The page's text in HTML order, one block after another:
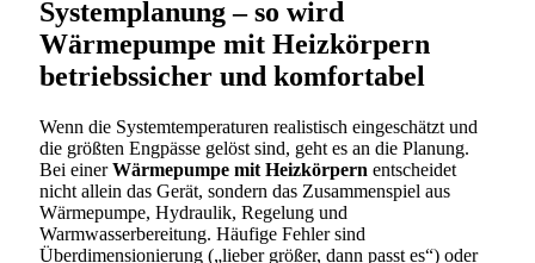
Systemplanung – so wird
Wärmepumpe mit Heizkörpern
betriebssicher und komfortabel
Wenn die Systemtemperaturen realistisch eingeschätzt und
die größten Engpässe gelöst sind, geht es an die Planung.
Bei einerWärmepumpe mit Heizkörpern entscheidet
nicht allein das Gerät, sondern das Zusammenspiel aus
Wärmepumpe, Hydraulik, Regelung und
Warmwasserbereitung. Häufige Fehler sind
Überdimensionierung („lieber größer, dann passt es“) oder